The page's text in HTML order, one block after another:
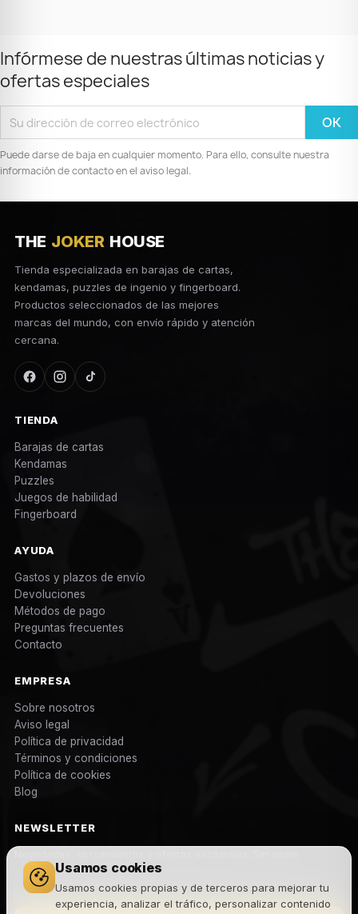
Usamos cookies
Usamos cookies propias y de terceros para mejorar tu
experiencia, analizar el tráfico, personalizar contenido
Infórmese de nuestras últimas noticias y
ofertas especiales
Puede darse de baja en cualquier momento. Para ello, consulte nuestra
información de contacto en el aviso legal.
THE JOKER HOUSE
Tienda especializada en barajas de cartas,
kendamas, puzzles de ingenio y fingerboard.
Productos seleccionados de las mejores
marcas del mundo, con envío rápido y atención
cercana.
TIENDA
Barajas de cartas
Kendamas
Puzzles
Juegos de habilidad
Fingerboard
AYUDA
Gastos y plazos de envío
Devoluciones
Métodos de pago
Preguntas frecuentes
Contacto
EMPRESA
Sobre nosotros
Aviso legal
Política de privacidad
Términos y condiciones
Política de cookies
Blog
NEWSLETTER